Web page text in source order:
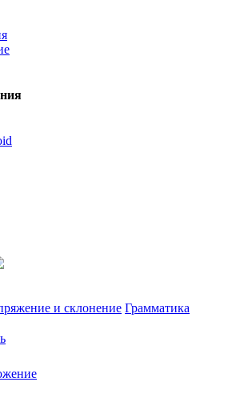
и склонение Грамматика